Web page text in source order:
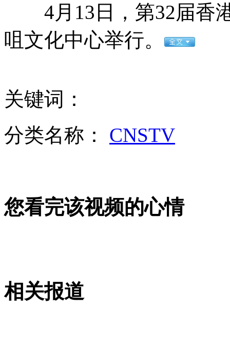
习近平会见克里 称中美应尊重彼此核心利益
李克强会见克里：发展好中美关系顺大势利世界
4月13日，第32届香
咀文化中心举行。
关键词：
分类名称： CNSTV
您看完该视频的心情
相关报道